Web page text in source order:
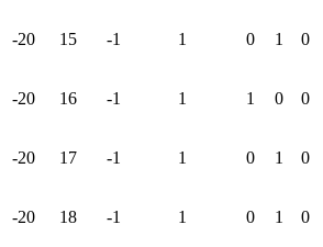
-20 15 -1 1 0 1 0
-20 16 -1 1 1 0 0
-20 17 -1 1 0 1 0
-20 18 -1 1 0 1 0